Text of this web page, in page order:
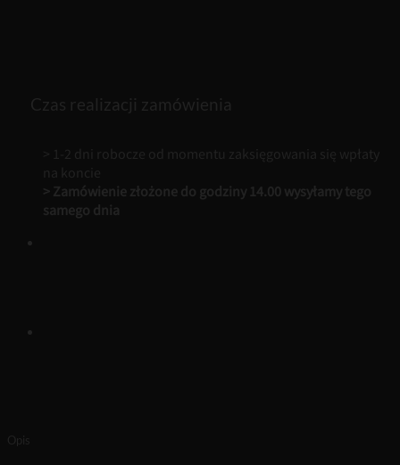
Czas realizacji zamówienia
> 1-2 dni robocze od momentu zaksięgowania się wpłaty
na koncie
> Zamówienie złożone do godziny 14.00 wysyłamy tego
samego dnia
Opis